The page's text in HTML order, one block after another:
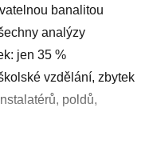
banalitou
analýzy
jen 35 %
vzdělání, zbytek
poldů,